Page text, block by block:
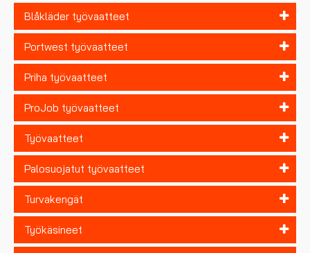
Blåkläder työvaatteet
Portwest työvaatteet
Priha työvaatteet
ProJob työvaatteet
Työvaatteet
Palosuojatut työvaatteet
Turvakengät
Työkäsineet